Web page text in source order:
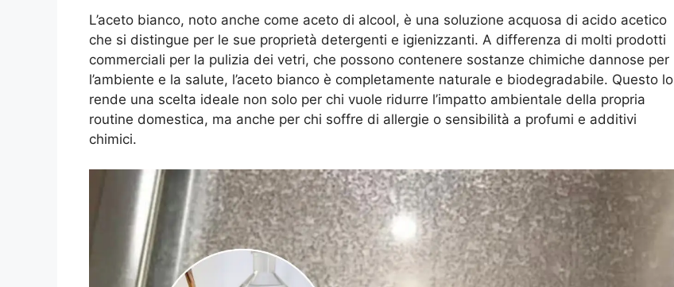
L’aceto bianco, noto anche come aceto di alcool, è una soluzione acquosa di acido acetico
che si distingue per le sue proprietà detergenti e igienizzanti. A differenza di molti prodotti
commerciali per la pulizia dei vetri, che possono contenere sostanze chimiche dannose per
l’ambiente e la salute, l’aceto bianco è completamente naturale e biodegradabile. Questo lo
rende una scelta ideale non solo per chi vuole ridurre l’impatto ambientale della propria
routine domestica, ma anche per chi soffre di allergie o sensibilità a profumi e additivi
chimici.